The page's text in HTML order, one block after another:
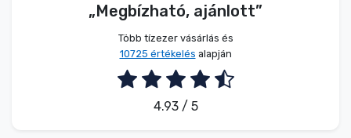
„Megbízható, ajánlott”
Több tízezer vásárlás és
10725 értékelés alapján
4.93 / 5